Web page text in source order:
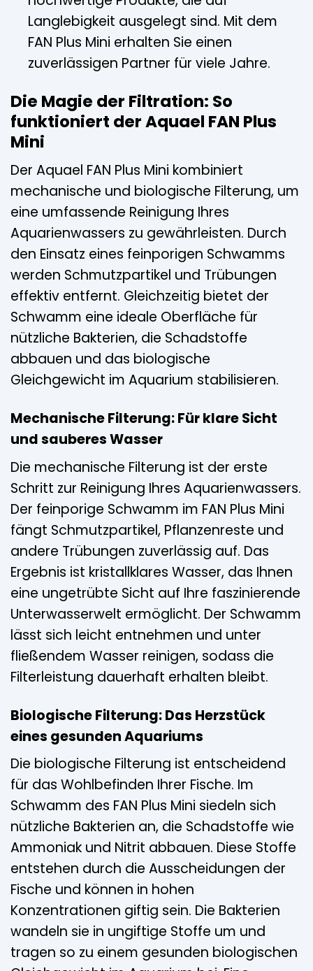
Langlebigkeit ausgelegt sind. Mit dem
FAN Plus Mini erhalten Sie einen
zuverlässigen Partner für viele Jahre.
Die Magie der Filtration: So
funktioniert der Aquael FAN Plus
Mini
Der Aquael FAN Plus Mini kombiniert
mechanische und biologische Filterung, um
eine umfassende Reinigung Ihres
Aquarienwassers zu gewährleisten. Durch
den Einsatz eines feinporigen Schwamms
werden Schmutzpartikel und Trübungen
effektiv entfernt. Gleichzeitig bietet der
Schwamm eine ideale Oberfläche für
nützliche Bakterien, die Schadstoffe
abbauen und das biologische
Gleichgewicht im Aquarium stabilisieren.
Mechanische Filterung: Für klare Sicht
und sauberes Wasser
Die mechanische Filterung ist der erste
Schritt zur Reinigung Ihres Aquarienwassers.
Der feinporige Schwamm im FAN Plus Mini
fängt Schmutzpartikel, Pflanzenreste und
andere Trübungen zuverlässig auf. Das
Ergebnis ist kristallklares Wasser, das Ihnen
eine ungetrübte Sicht auf Ihre faszinierende
Unterwasserwelt ermöglicht. Der Schwamm
lässt sich leicht entnehmen und unter
fließendem Wasser reinigen, sodass die
Filterleistung dauerhaft erhalten bleibt.
Biologische Filterung: Das Herzstück
eines gesunden Aquariums
Die biologische Filterung ist entscheidend
für das Wohlbefinden Ihrer Fische. Im
Schwamm des FAN Plus Mini siedeln sich
nützliche Bakterien an, die Schadstoffe wie
Ammoniak und Nitrit abbauen. Diese Stoffe
entstehen durch die Ausscheidungen der
Fische und können in hohen
Konzentrationen giftig sein. Die Bakterien
wandeln sie in ungiftige Stoffe um und
tragen so zu einem gesunden biologischen